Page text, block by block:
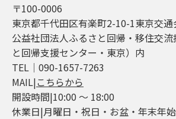
〒100-0006
東京都千代田区有楽町2-10-1東京交通
公益社団法人ふるさと回帰・移住交
と回帰支援センター・東京）内
TEL│090-1657-7263
MAIL|こちらから
開設時間|10:00 ～ 18:00
休業日|月曜日・祝日・お盆・年末年始